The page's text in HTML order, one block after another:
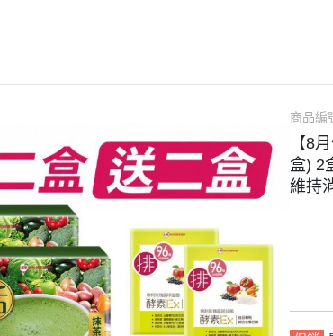
商品編
【8
盒) 2
維持